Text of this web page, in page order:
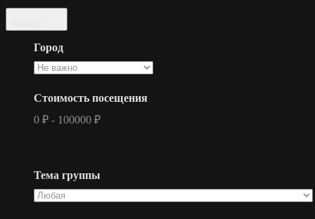
Город
Стоимость посещения
0 ₽ - 100000 ₽
Тема группы